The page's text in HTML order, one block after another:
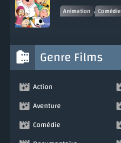
Animation , Comédie
Genre Films
Action
Aventure
Comédie